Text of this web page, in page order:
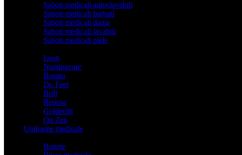
Saboti medicali autoclavabili
Saboti medicali barbati
Saboti medicali dama
Saboti medicali lavabili
Saboti medicali piele
Leon
Nursingcare
Rosato
Dr. Feet
Brill
Reposa
Goldenfit
On Zen
Uniforme medicale
Bonete